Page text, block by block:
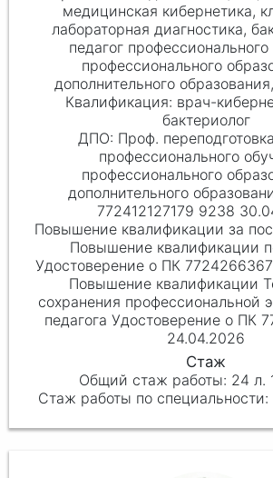
медицинская кибернетика,
лабораторная диагностика,
педагог
профессионального
дополнительного
врач-
бактериолог
Проф.
профессионального
профессионального
дополнительного
772412127179 9238
Повышение квалификации
Удостоверение о ПК
Повышение квалификации
сохранения профессиональной
педагога Удостоверение о ПК
24.04.2026
24 л.